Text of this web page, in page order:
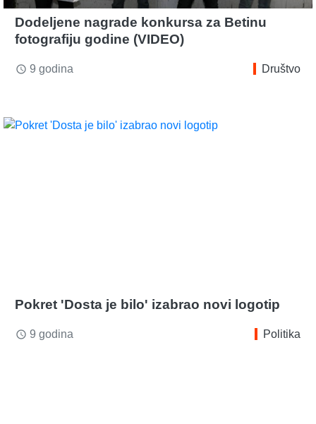
Dodeljene nagrade konkursa za Betinu
fotografiju godine (VIDEO)
access_time 9 godina Društvo
Pokret 'Dosta je bilo' izabrao novi logotip
access_time 9 godina Politika